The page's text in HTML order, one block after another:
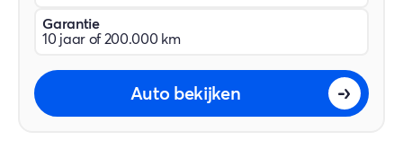
Garantie
10 jaar of 200.000 km
Auto bekijken